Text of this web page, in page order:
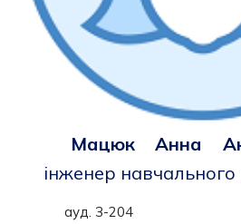
Мацюк Анна
інженер навчального
ауд. 3-204